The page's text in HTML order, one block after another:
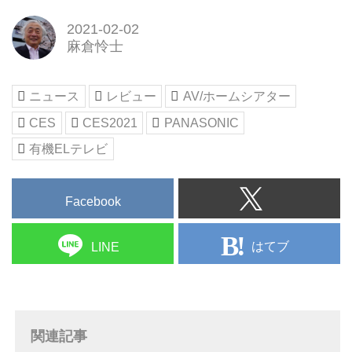
2021-02-02
麻倉怜士
ニュース レビュー
AV/ホームシアター
CES
CES2021
PANASONIC
有機ELテレビ
Facebook
LINE はてブ
関連記事